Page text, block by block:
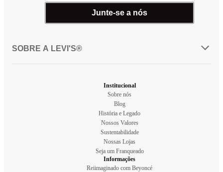
Junte-se a nós
SOBRE A LEVI'S®
Institucional
Sobre nós
Blog
História e Legado
Nossos Valores
Sustentabilidade
Nossas Lojas
Seja um Franqueado
Informações
Reiimaginado com Beyoncé